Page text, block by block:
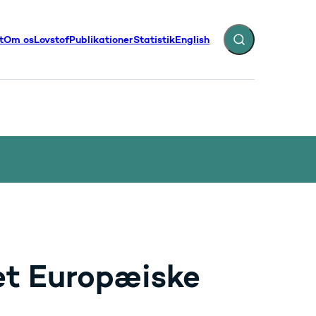
Om osLovstofPublikationerStatistikEnglish Fold søgefelt ud
- Flere links
Europæiske